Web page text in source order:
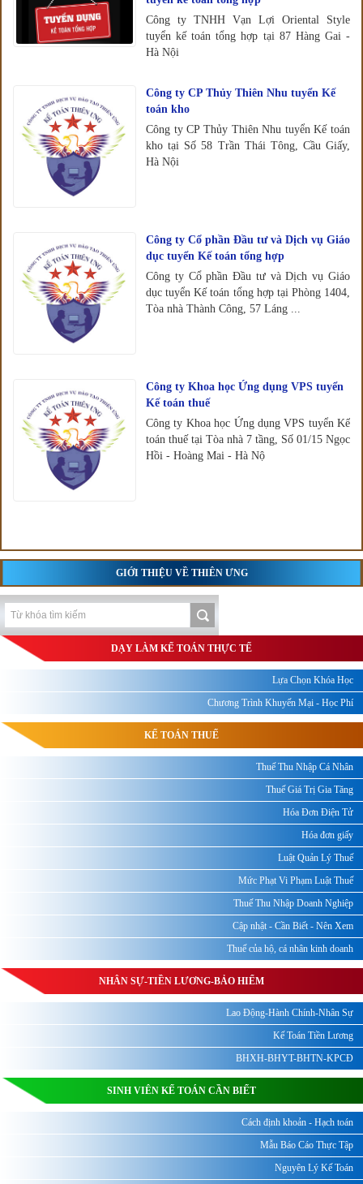
Công ty TNHH Vạn Lợi Oriental Style
tuyển kế toán tổng hợp tại 87 Hàng Gai -
Hà Nội
Công ty CP Thủy Thiên Nhu tuyển Kế
toán kho
Công ty CP Thủy Thiên Nhu tuyển Kế toán
kho tại Số 58 Trần Thái Tông, Cầu Giấy,
Hà Nội
Công ty Cổ phần Đầu tư và Dịch vụ Giáo
dục tuyển Kế toán tổng hợp
Công ty Cổ phần Đầu tư và Dịch vụ Giáo
dục tuyển Kế toán tổng hợp tại Phòng 1404,
Tòa nhà Thành Công, 57 Láng ...
Công ty Khoa học Ứng dụng VPS tuyển
Kế toán thuế
Công ty Khoa học Ứng dụng VPS tuyển Kế
toán thuế tại Tòa nhà 7 tầng, Số 01/15 Ngọc
Hồi - Hoàng Mai - Hà Nộ
GIỚI THIỆU VỀ THIÊN ƯNG
DẠY LÀM KẾ TOÁN THỰC TẾ
Lựa Chọn Khóa Học
Chương Trình Khuyến Mại - Học Phí
KẾ TOÁN THUẾ
Thuế Thu Nhập Cá Nhân
Thuế Giá Trị Gia Tăng
Hóa Đơn Điện Tử
Hóa đơn giấy
Luật Quản Lý Thuế
Mức Phạt Vi Phạm Luật Thuế
Thuế Thu Nhập Doanh Nghiệp
Cập nhật - Cần Biết - Nên Xem
Thuế của hộ, cá nhân kinh doanh
NHÂN SỰ-TIỀN LƯƠNG-BẢO HIỂM
Lao Động-Hành Chính-Nhân Sự
Kế Toán Tiền Lương
BHXH-BHYT-BHTN-KPCĐ
SINH VIÊN KẾ TOÁN CẦN BIẾT
Cách định khoản - Hạch toán
Mẫu Báo Cáo Thực Tập
Nguyên Lý Kế Toán